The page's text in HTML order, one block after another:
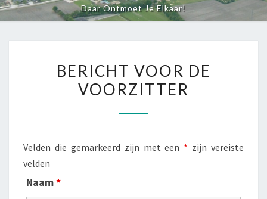
Daar Ontmoet Je Elkaar!
VOOR
DE
BERICHT VOOR DE
VOORZITTER
Velden die gemarkeerd zijn met een * zijn vereiste
velden
Naam*